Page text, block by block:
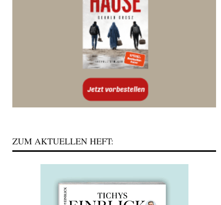
ZUM AKTUELLEN HEFT: